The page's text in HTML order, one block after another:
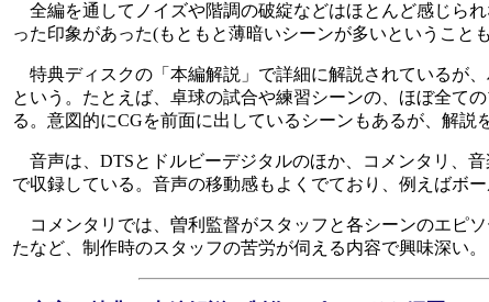
全編を通してノイズや階調の破綻などはほとんど感じら
った印象があった(もともと薄暗いシーンが多いということ
特典ディスクの「本編解説」で詳細に解説されているが
という。たとえば、卓球の試合や練習シーンの、ほぼ全て
る。意図的にCGを前面に出しているシーンもあるが、解
音声は、DTSとドルビーデジタルのほか、コメンタリ、音
で収録している。音声の移動感もよくでており、例えばボ
コメンタリでは、曽利監督がスタッフと各シーンのエピ
たなど、制作時のスタッフの苦労が伺える内容で興味深い。